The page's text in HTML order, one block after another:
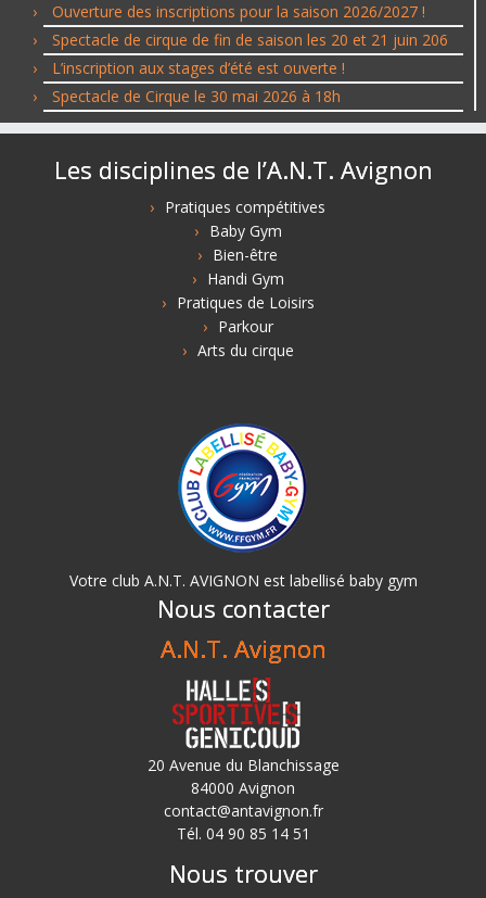
Ouverture des inscriptions pour la saison 2026/2027 !
Spectacle de cirque de fin de saison les 20 et 21 juin 206
L’inscription aux stages d’été est ouverte !
Spectacle de Cirque le 30 mai 2026 à 18h
Les disciplines de l’A.N.T. Avignon
Pratiques compétitives
Baby Gym
Bien-être
Handi Gym
Pratiques de Loisirs
Parkour
Arts du cirque
Votre club A.N.T. AVIGNON est labellisé baby gym
Nous contacter
A.N.T. Avignon
20 Avenue du Blanchissage
84000 Avignon
contact@antavignon.fr
Tél. 04 90 85 14 51
Nous trouver